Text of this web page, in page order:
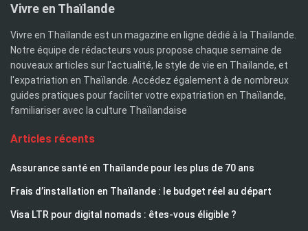
Vivre en Thaïlande
Vivre en Thaïlande est un magazine en ligne dédié à la Thaïlande.
Notre équipe de rédacteurs vous propose chaque semaine de
nouveaux articles sur l'actualité, le style de vie en Thaïlande, et
l'expatriation en Thaïlande. Accédez également à de nombreux
guides pratiques pour faciliter votre expatriation en Thaïlande,
familiariser avec la culture Thaïlandaise
Articles récents
Assurance santé en Thaïlande pour les plus de 70 ans
Frais d’installation en Thaïlande : le budget réel au départ
Visa LTR pour digital nomads : êtes-vous éligible ?